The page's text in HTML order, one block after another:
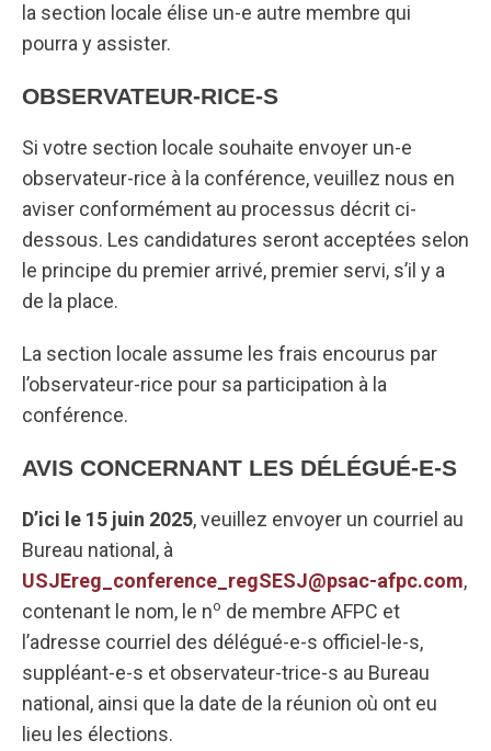
la section locale élise un-e autre membre qui
pourra y assister.
OBSERVATEUR-RICE-S
Si votre section locale souhaite envoyer un-e
observateur-rice à la conférence, veuillez nous en
aviser conformément au processus décrit ci-
dessous. Les candidatures seront acceptées selon
le principe du premier arrivé, premier servi, s’il y a
de la place.
La section locale assume les frais encourus par
l’observateur-rice pour sa participation à la
conférence.
AVIS CONCERNANT LES DÉLÉGUÉ-E-S
D’ici le 15 juin 2025, veuillez envoyer un courriel au
Bureau national, à
USJEreg_conference_regSESJ@psac-afpc.com,
contenant le nom, le no de membre AFPC et
l’adresse courriel des délégué-e-s officiel-le-s,
suppléant-e-s et observateur-trice-s au Bureau
national, ainsi que la date de la réunion où ont eu
lieu les élections.